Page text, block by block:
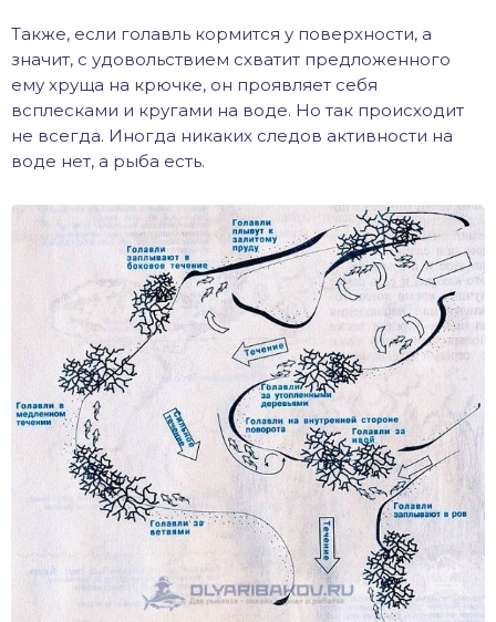
Также, если голавль кормится у поверхности, а
значит, с удовольствием схватит предложенного
ему хруща на крючке, он проявляет себя
всплесками и кругами на воде. Но так происходит
не всегда. Иногда никаких следов активности на
воде нет, а рыба есть.